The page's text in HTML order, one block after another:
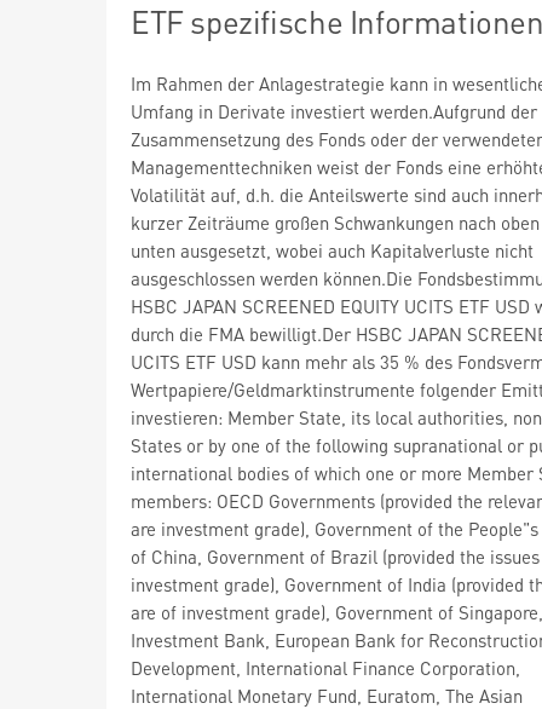
ETF spezifische
Im Rahmen der Anlagestrategie kann in
Umfang in Derivate investiert werden.Aufgrund der
Zusammensetzung des Fonds oder der
Managementtechniken weist der Fonds eine
Volatilität auf, d.h. die Anteilswerte sind auch
kurzer Zeiträume großen Schwankungen nach
unten ausgesetzt, wobei auch Kapitalverluste nicht
ausgeschlossen werden können.Die
HSBC JAPAN SCREENED EQUITY UCITS ETF USD
durch die FMA bewilligt.Der HSBC JAPAN
UCITS ETF USD kann mehr als 35 % des
Wertpapiere/Geldmarktinstrumente folgender
investieren: Member State, its local authorities,
States or by one of the following supranational or
international bodies of which one or more Member
members: OECD Governments (provided the
are investment grade), Government of the
of China, Government of Brazil (provided the
investment grade), Government of India (provided
are of investment grade), Government of
Investment Bank, European Bank for
Development, International Finance Corporation,
International Monetary Fund, Euratom, The Asian